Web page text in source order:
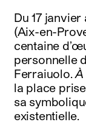
Du 17
(Aix-en-
centaine
personnelle
Ferraiuolo.À
la place
sa
existentielle.